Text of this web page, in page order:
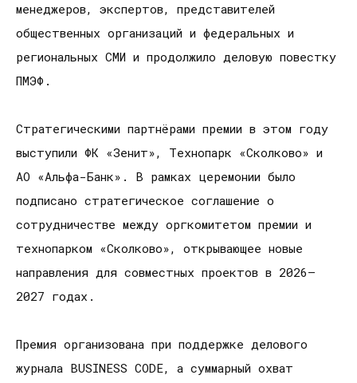
менеджеров, экспертов, представителей
общественных организаций и федеральных и
региональных СМИ и продолжило деловую повестку
ПМЭФ.
Стратегическими партнёрами премии в этом году
выступили ФК «Зенит», Технопарк «Сколково» и
АО «Альфа-Банк». В рамках церемонии было
подписано стратегическое соглашение о
сотрудничестве между оргкомитетом премии и
технопарком «Сколково», открывающее новые
направления для совместных проектов в 2026–
2027 годах.
Премия организована при поддержке делового
журнала BUSINESS CODE, а суммарный охват